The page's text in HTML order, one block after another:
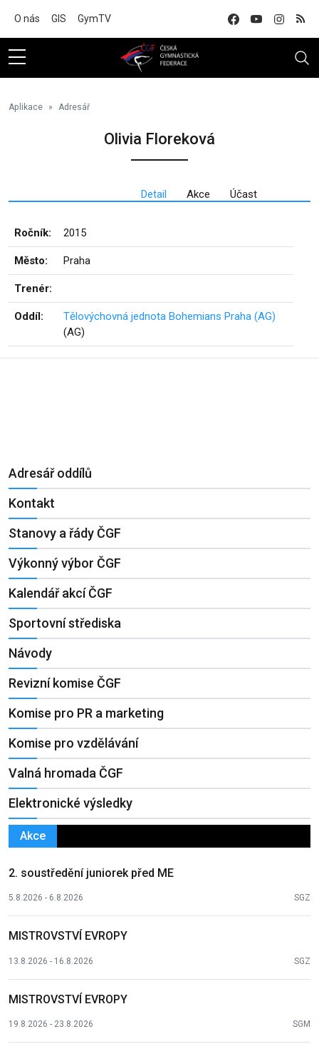
O nás GIS GymTV
Aplikace Adresář
Olivia Floreková
Detail Akce Účast
Ročník: 2015
Město: Praha
Trenér:
Oddíl:
Tělovýchovná jednota Bohemians Praha (AG)
(AG)
Adresář oddílů
Kontakt
Stanovy a řády ČGF
Výkonný výbor ČGF
Kalendář akcí ČGF
Sportovní střediska
Návody
Revizní komise ČGF
Komise pro PR a marketing
Komise pro vzdělávání
Valná hromada ČGF
Elektronické výsledky
Akce
2. soustředění juniorek před ME
5.8.2026 - 6.8.2026 SGZ
MISTROVSTVÍ EVROPY
13.8.2026 - 16.8.2026 SGZ
MISTROVSTVÍ EVROPY
19.8.2026 - 23.8.2026 SGM